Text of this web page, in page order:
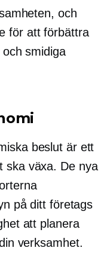
och
för att förbättra
smidiga
beslut är ett
ska växa. De nya
på ditt företags
att planera
verksamhet.